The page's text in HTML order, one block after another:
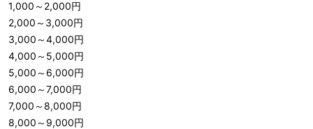
1,000 ～ 2,000円
2,000 ～ 3,000円
3,000 ～4,000円
4,000 ～ 5,000円
5,000 ～ 6,000円
6,000 ～7,000円
7,000 ～8,000円
8,000 ～ 9,000円